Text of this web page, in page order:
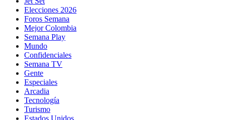
Elecciones 2026
Foros Semana
Mejor Colombia
Semana Play
Mundo
Confidenciales
Semana TV
Gente
Especiales
Arcadia
Tecnología
Turismo